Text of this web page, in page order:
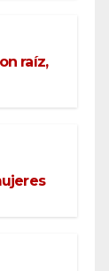
raíz,